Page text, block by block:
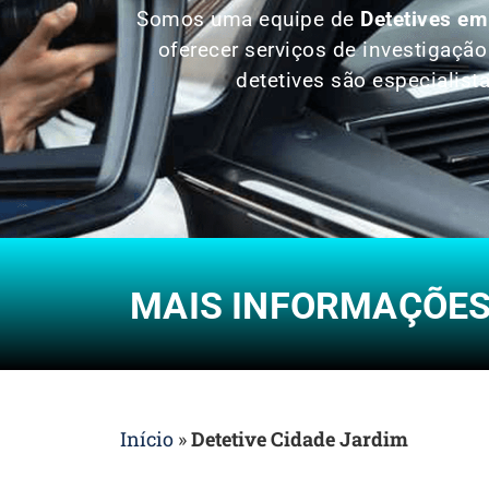
Somos uma equipe de Detetives
oferecer serviços de
detetives são
MAIS
Início »Detetive Cidade Jardim